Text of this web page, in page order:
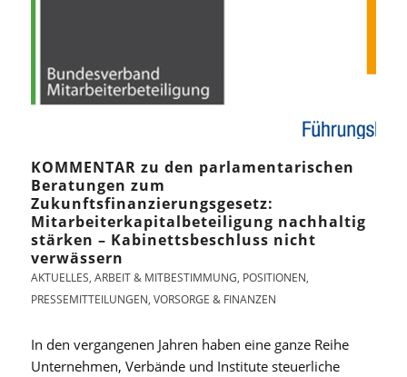
KOMMENTAR zu den parlamentarischen
Beratungen zum
Zukunftsfinanzierungsgesetz:
Mitarbeiterkapitalbeteiligung nachhaltig
stärken – Kabinettsbeschluss nicht
verwässern
AKTUELLES, ARBEIT & MITBESTIMMUNG, POSITIONEN,
PRESSEMITTEILUNGEN, VORSORGE & FINANZEN
In den vergangenen Jahren haben eine ganze Reihe
Unternehmen, Verbände und Institute steuerliche